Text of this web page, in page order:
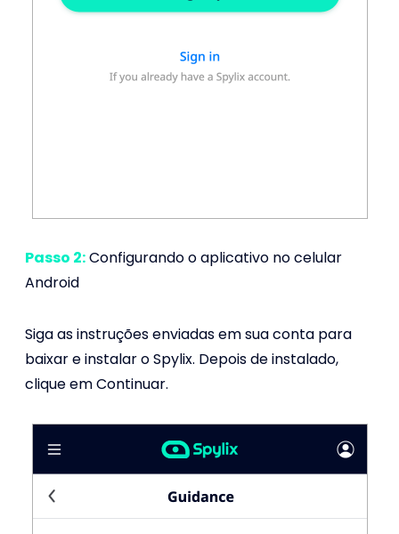
Passo 2:Configurando o aplicativo no celular
Android
Siga as instruções enviadas em sua conta para
baixar e instalar o Spylix. Depois de instalado,
clique em Continuar.